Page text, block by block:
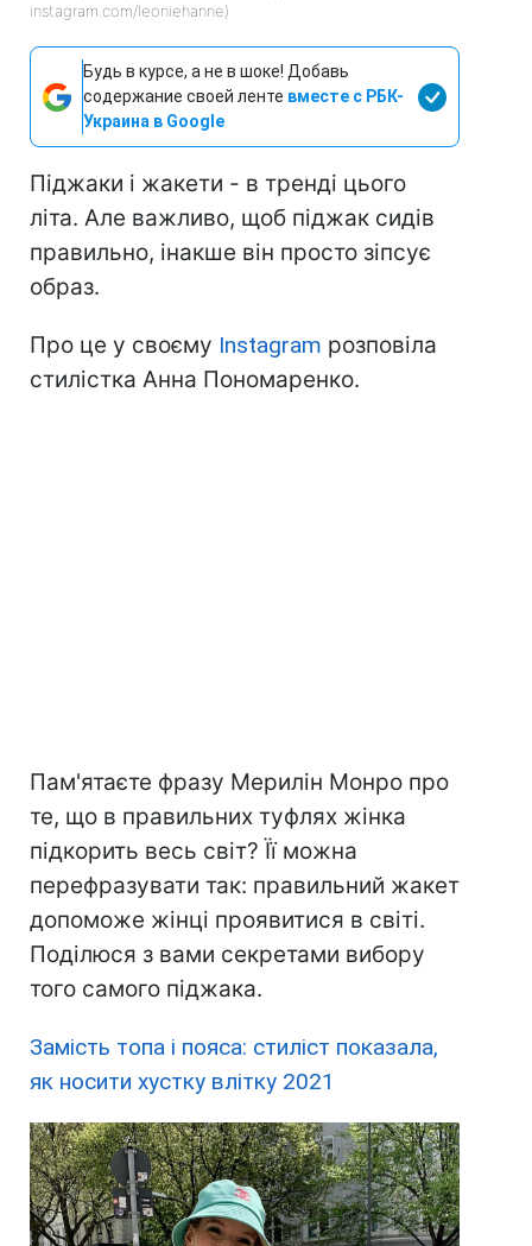
instagram.com/leoniehanne)
Будь в курсе, а не в шоке! Добавь
содержание своей ленте вместе с РБК-
Украина в Google
Піджаки і жакети - в тренді цього
літа. Але важливо, щоб піджак сидів
правильно, інакше він просто зіпсує
образ.
Про це у своєму Instagram розповіла
стилістка Анна Пономаренко.
Пам'ятаєте фразу Мерилін Монро про
те, що в правильних туфлях жінка
підкорить весь світ? Її можна
перефразувати так: правильний жакет
допоможе жінці проявитися в світі.
Поділюся з вами секретами вибору
того самого піджака.
Замість топа і пояса: стиліст показала,
як носити хустку влітку 2021